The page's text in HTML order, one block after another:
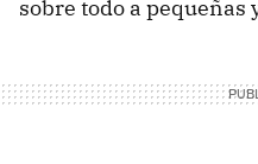
sobre todo a pequeñas